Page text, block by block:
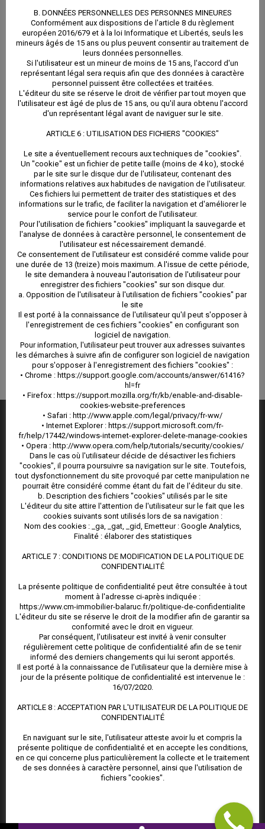
A partir de 801 € 7,20%
Des honoraires de gestion dégressifs en
fonction du montant des loyers
Des honoraires de location et de rédaction
En supplément sur option : la garantie des risques
locatifs
Malgré tout le soin que nous portons à nos dossiers et
parce que personne n’est à l’abri des aléas de la vie,
pour 2,10 % TTC des sommes encaissées, nous
pouvons vous proposer une assurance loyers impayés
et détériorations immobilières.
NOUS CONTACTER
Agence Immobilière Balaruc :
3 rue Montgolfier
34540, Balaruc-les-Bains
04 99 02 07 93
Page de contact
DERNIÈRES ACTUALITÉS
un syndic à Mèze !
La cure à Balaruc et ses bienfaits !
Le vote par correspondance
Le marché de l’immobilier sur le bassin de Thau
MENTIONS LÉGALES
B. DONNÉES PERSONNELLES DES PERSONNES MINEURES
Conformément aux dispositions de l'article 8 du règlement
européen 2016/679 et à la loi Informatique et Libertés, seuls les
mineurs âgés de 15 ans ou plus peuvent consentir au traitement de
leurs données personnelles.
Si l'utilisateur est un mineur de moins de 15 ans, l'accord d'un
représentant légal sera requis afin que des données à caractère
personnel puissent être collectées et traitées.
L'éditeur du site se réserve le droit de vérifier par tout moyen que
l'utilisateur est âgé de plus de 15 ans, ou qu'il aura obtenu l'accord
d'un représentant légal avant de naviguer sur le site.
ARTICLE 6 : UTILISATION DES FICHIERS "COOKIES"
Le site a éventuellement recours aux techniques de "cookies".
Un "cookie" est un fichier de petite taille (moins de 4 ko), stocké
par le site sur le disque dur de l'utilisateur, contenant des
informations relatives aux habitudes de navigation de l'utilisateur.
Ces fichiers lui permettent de traiter des statistiques et des
informations sur le trafic, de faciliter la navigation et d'améliorer le
service pour le confort de l'utilisateur.
Pour l'utilisation de fichiers "cookies" impliquant la sauvegarde et
l'analyse de données à caractère personnel, le consentement de
l'utilisateur est nécessairement demandé.
Ce consentement de l'utilisateur est considéré comme valide pour
une durée de 13 (treize) mois maximum. A l'issue de cette période,
le site demandera à nouveau l'autorisation de l'utilisateur pour
enregistrer des fichiers "cookies" sur son disque dur.
a. Opposition de l'utilisateur à l'utilisation de fichiers "cookies" par
le site
Il est porté à la connaissance de l'utilisateur qu'il peut s'opposer à
l'enregistrement de ces fichiers "cookies" en configurant son
logiciel de navigation.
Pour information, l'utilisateur peut trouver aux adresses suivantes
les démarches à suivre afin de configurer son logiciel de navigation
pour s'opposer à l'enregistrement des fichiers "cookies" :
• Chrome : https://support.google.com/accounts/answer/61416?
hl=fr
• Firefox : https://support.mozilla.org/fr/kb/enable-and-disable-
cookies-website-preferences
• Safari : http://www.apple.com/legal/privacy/fr-ww/
• Internet Explorer : https://support.microsoft.com/fr-
fr/help/17442/windows-internet-explorer-delete-manage-cookies
• Opera : http://www.opera.com/help/tutorials/security/cookies/
Dans le cas où l'utilisateur décide de désactiver les fichiers
"cookies", il pourra poursuivre sa navigation sur le site. Toutefois,
tout dysfonctionnement du site provoqué par cette manipulation ne
pourrait être considéré comme étant du fait de l'éditeur du site.
b. Description des fichiers "cookies" utilisés par le site
L'éditeur du site attire l'attention de l'utilisateur sur le fait que les
cookies suivants sont utilisés lors de sa navigation :
Nom des cookies : _ga, _gat, _gid, Emetteur : Google Analytics,
Finalité : élaborer des statistiques
ARTICLE 7 : CONDITIONS DE MODIFICATION DE LA POLITIQUE DE
CONFIDENTIALITÉ
La présente politique de confidentialité peut être consultée à tout
moment à l'adresse ci-après indiquée :
https://www.cm-immobilier-balaruc.fr/politique-de-confidentialite
L'éditeur du site se réserve le droit de la modifier afin de garantir sa
conformité avec le droit en vigueur.
Par conséquent, l'utilisateur est invité à venir consulter
régulièrement cette politique de confidentialité afin de se tenir
informé des derniers changements qui lui seront apportés.
Il est porté à la connaissance de l'utilisateur que la dernière mise à
jour de la présente politique de confidentialité est intervenue le :
16/07/2020.
ARTICLE 8 : ACCEPTATION PAR L'UTILISATEUR DE LA POLITIQUE DE
CONFIDENTIALITÉ
En naviguant sur le site, l'utilisateur atteste avoir lu et compris la
présente politique de confidentialité et en accepte les conditions,
en ce qui concerne plus particulièrement la collecte et le traitement
de ses données à caractère personnel, ainsi que l'utilisation de
fichiers "cookies".